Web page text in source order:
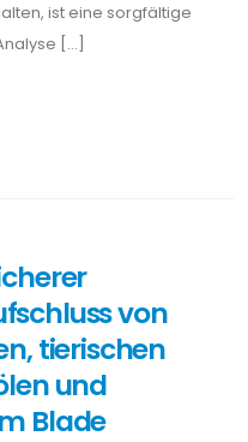
ist eine sorgfältige
[…]
von
tierischen
und
Blade